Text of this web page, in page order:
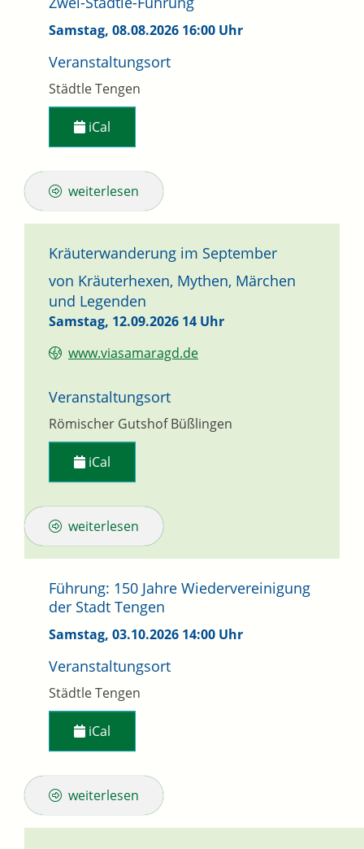
Samstag, 08.08.2026 16:00 Uhr
Veranstaltungsort
Städtle Tengen
iCal
weiterlesen
Kräuterwanderung im September
von Kräuterhexen, Mythen, Märchen
und Legenden
Samstag, 12.09.2026 14 Uhr
www.viasamaragd.de
Veranstaltungsort
Römischer Gutshof Büßlingen
iCal
weiterlesen
Führung: 150 Jahre Wiedervereinigung
der Stadt Tengen
Samstag, 03.10.2026 14:00 Uhr
Veranstaltungsort
Städtle Tengen
iCal
weiterlesen